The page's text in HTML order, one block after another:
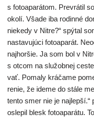
s foto­apa­rá­tom. Prevrátil
oko­lí. Všade iba rodin­né
nie­ke­dy v Nitre?“ spý­tal
nasta­vu­jú­ci foto­apa­rát.
naj­hor­šie. Ja som bol v
s otcom na slu­žob­nej
vať. Pomaly krá­ča­me
re­nie, že ide­me do stá­le
ten­to smer nie je
osle­pil blesk foto­apa­rá­tu.